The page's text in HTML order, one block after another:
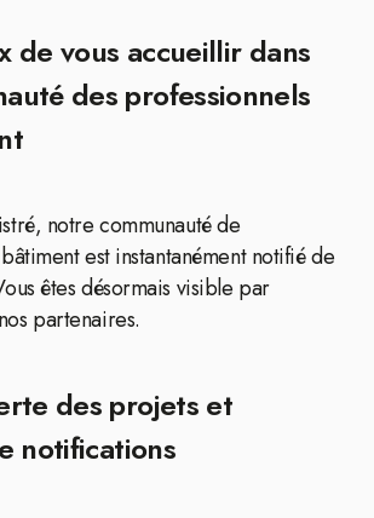
de vous accueillir dans
des professionnels
notre communauté de
est instantanément notifié de
êtes désormais visible par
partenaires.
des projets et
notifications